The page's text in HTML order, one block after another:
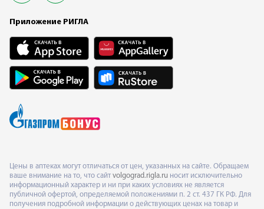
Приложение РИГЛА
Цены в аптеках могут отличаться от цен, указанных на сайте. Обращаем
ваше внимание на то, что сайт volgograd.rigla.ru носит исключительно
информационный характер и ни при каких условиях не является
публичной офертой, определяемой положениями п. 2 ст. 437 ГК РФ. Для
получения подробной информации о действующих ценах на товар и